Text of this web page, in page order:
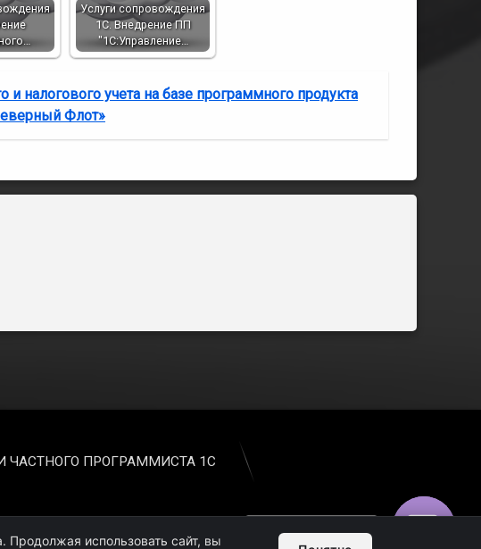
Услуги сопровождения
1С. Внедрение ПП
"1С:Управление…
налогового учета на базе программного продукта
Флот»
ЧАСТНОГО ПРОГРАММИСТА 1С
использовать сайт, вы
Обратная связь